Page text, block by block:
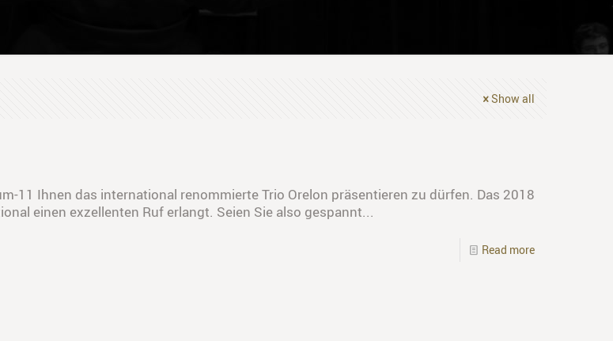
Show all
11 Ihnen das international renommierte Trio Orelon präsentieren zu dürfen. Das 2018
einen exzellenten Ruf erlangt. Seien Sie also gespannt...
Read more